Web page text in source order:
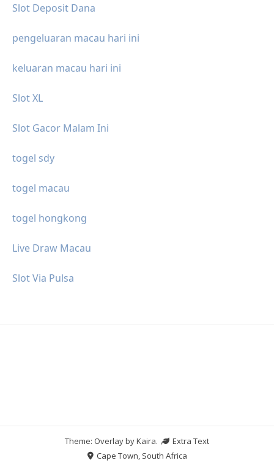
Slot Deposit Dana
pengeluaran macau hari ini
keluaran macau hari ini
Slot XL
Slot Gacor Malam Ini
togel sdy
togel macau
togel hongkong
Live Draw Macau
Slot Via Pulsa
Theme: Overlay byKaira.
Extra Text
Cape Town, South Africa